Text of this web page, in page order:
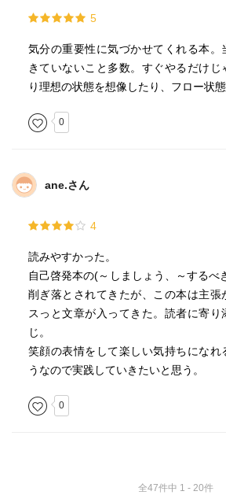
5
気分の重要性に気づかせてくれる本。
きていないこと多数。すぐやるだけじ
り理想の状態を想像したり、フロー状
0
ane.さん
4
読みやすかった。
自己啓発本の(～しましょう、～するべ
削ぎ落とされてきたが、この本は主張
スっと文章が入ってきた。読者に寄り
じ。
笑顔の表情をして楽しい気持ちになれ
うなので実践していきたいと思う。
0
全47件中 1 - 20件